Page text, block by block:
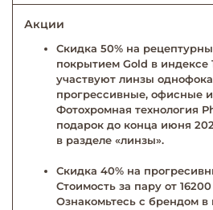
Акции
Скидка 50% на
покрытием Gold в индексе
участвуют линзы
прогрессивные, офисные
Фотохромная технология
подарок до конца июня
в разделе «линзы».
Скидка 40% на
Стоимость за пару от
Ознакомьтесь с брендом в